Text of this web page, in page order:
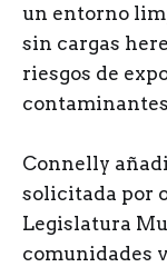
un entorno
sin cargas
riesgos de
Connelly
solicitada por
Legislatura
comunidades